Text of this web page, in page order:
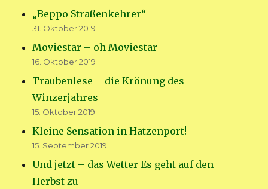
„Beppo Straßenkehrer“
31. Oktober 2019
Moviestar – oh Moviestar
16. Oktober 2019
Traubenlese – die Krönung des
Winzerjahres
15. Oktober 2019
Kleine Sensation in Hatzenport!
15. September 2019
Und jetzt – das Wetter Es geht auf den
Herbst zu